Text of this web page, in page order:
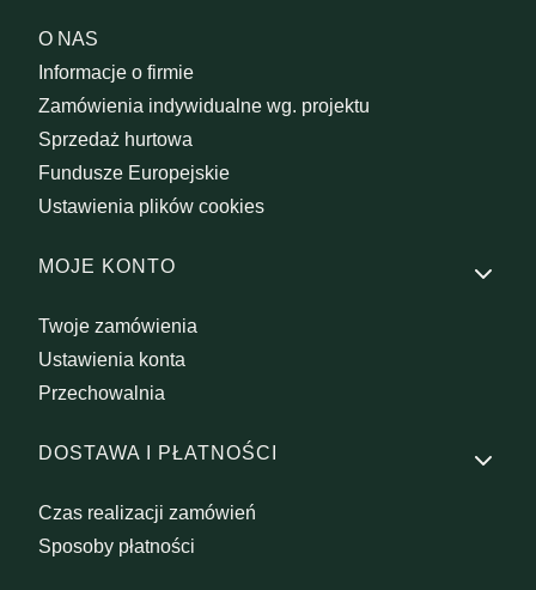
O NAS
Informacje o firmie
Zamówienia indywidualne wg. projektu
Sprzedaż hurtowa
Fundusze Europejskie
Ustawienia plików cookies
MOJE KONTO
Twoje zamówienia
Ustawienia konta
Przechowalnia
DOSTAWA I PŁATNOŚCI
Czas realizacji zamówień
Sposoby płatności